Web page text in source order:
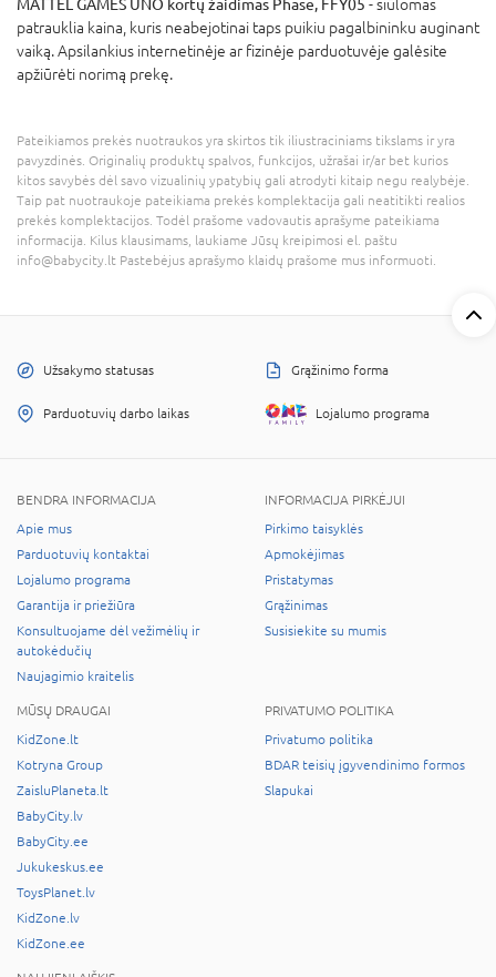
MATTEL GAMES UNO kortų žaidimas Phase, FFY05 - siūlomas
patrauklia kaina, kuris neabejotinai taps puikiu pagalbininku auginant
vaiką. Apsilankius internetinėje ar fizinėje parduotuvėje galėsite
apžiūrėti norimą prekę.
Pateikiamos prekės nuotraukos yra skirtos tik iliustraciniams tikslams ir yra
pavyzdinės. Originalių produktų spalvos, funkcijos, užrašai ir/ar bet kurios
kitos savybės dėl savo vizualinių ypatybių gali atrodyti kitaip negu realybėje.
Taip pat nuotraukoje pateikiama prekės komplektacija gali neatitikti realios
prekės komplektacijos. Todėl prašome vadovautis aprašyme pateikiama
informacija. Kilus klausimams, laukiame Jūsų kreipimosi el. paštu
info@babycity.lt Pastebėjus aprašymo klaidų prašome mus informuoti.
Užsakymo statusas Grąžinimo forma
Parduotuvių darbo laikas Lojalumo programa
BENDRA INFORMACIJA
Apie mus
Parduotuvių kontaktai
Lojalumo programa
Garantija ir priežiūra
Konsultuojame dėl vežimėlių ir
autokėdučių
Naujagimio kraitelis
INFORMACIJA PIRKĖJUI
Pirkimo taisyklės
Apmokėjimas
Pristatymas
Grąžinimas
Susisiekite su mumis
MŪSŲ DRAUGAI
KidZone.lt
Kotryna Group
ZaisluPlaneta.lt
BabyCity.lv
BabyCity.ee
Jukukeskus.ee
ToysPlanet.lv
KidZone.lv
KidZone.ee
PRIVATUMO POLITIKA
Privatumo politika
BDAR teisių įgyvendinimo formos
Slapukai